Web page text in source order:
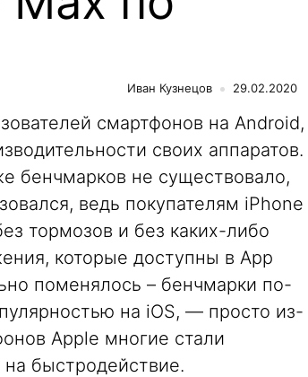
Иван Кузнецов 29.02.2020
смартфонов на Android,
своих аппаратов.
бенчмарков не существовало,
ведь покупателям iPhone
тормозов и без каких-либо
которые доступны в App
поменялось – бенчмарки по-
на iOS, — просто из-
Apple многие стали
быстродействие.